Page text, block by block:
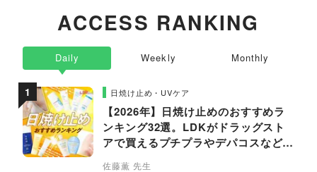
ACCESS RANKING
Daily
日焼け止め・UVケア
【2026年】日焼け止めのおすすめラ
ンキング32選。LDKがドラッグスト
アで買えるプチプラやデパコスなどの
佐藤薫 先生
Weekly Monthly